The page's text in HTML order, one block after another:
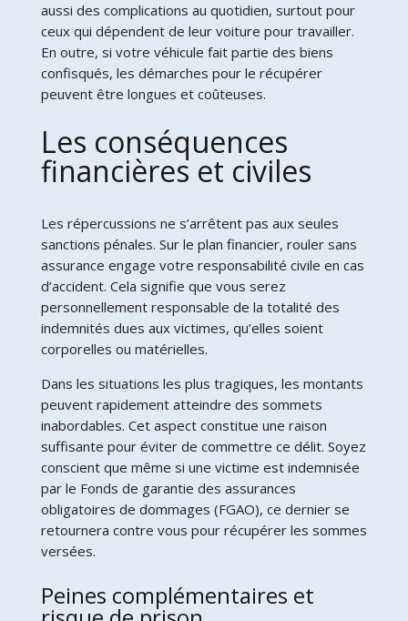
aussi des complications au quotidien, surtout pour
ceux qui dépendent de leur voiture pour travailler.
En outre, si votre véhicule fait partie des biens
confisqués, les démarches pour le récupérer
peuvent être longues et coûteuses.
Les conséquences
financières et civiles
Les répercussions ne s’arrêtent pas aux seules
sanctions pénales. Sur le plan financier, rouler sans
assurance engage votre responsabilité civile en cas
d’accident. Cela signifie que vous serez
personnellement responsable de la totalité des
indemnités dues aux victimes, qu’elles soient
corporelles ou matérielles.
Dans les situations les plus tragiques, les montants
peuvent rapidement atteindre des sommets
inabordables. Cet aspect constitue une raison
suffisante pour éviter de commettre ce délit. Soyez
conscient que même si une victime est indemnisée
par le Fonds de garantie des assurances
obligatoires de dommages (FGAO), ce dernier se
retournera contre vous pour récupérer les sommes
versées.
Peines complémentaires et